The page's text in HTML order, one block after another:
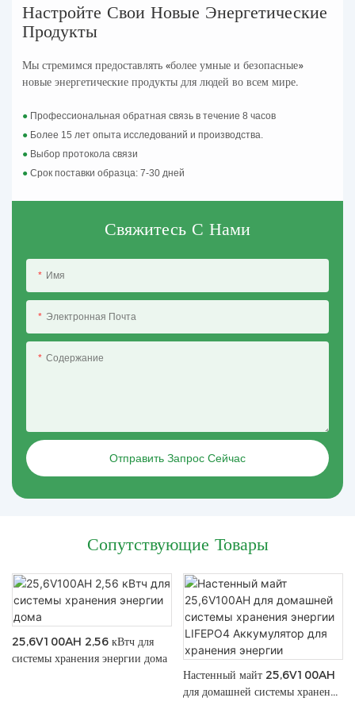
Настройте Свои Новые Энергетические
Продукты
Мы стремимся предоставлять «более умные и безопасные»
новые энергетические продукты для людей во всем мире.
● Профессиональная обратная связь в течение 8 часов
● Более 15 лет опыта исследований и производства.
● Выбор протокола связи
●Срок поставки образца: 7-30 дней
Свяжитесь С Нами
Имя
Электронная Почта
Содержание
Отправить Запрос Сейчас
Сопутствующие Товары
25,6V100AH 2,56 кВтч для
системы хранения энергии дома
Настенный майт 25,6V100AH
для домашней системы хранения